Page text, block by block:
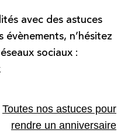
avec des astuces
n’hésitez
sociaux :
Toutes nos astuces pour
rendre un anniversaire